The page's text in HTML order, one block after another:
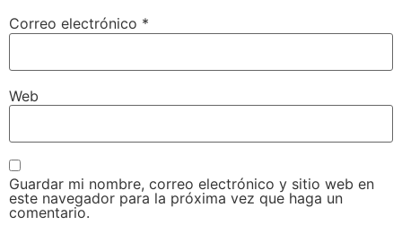
Correo electrónico *
Web
Guardar mi nombre, correo electrónico y sitio web en
este navegador para la próxima vez que haga un
comentario.